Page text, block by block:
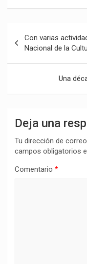
de
entradas
Con varias
Nacional de la
Una
Deja una
Tu dirección de
campos obligatorios
Comentario *